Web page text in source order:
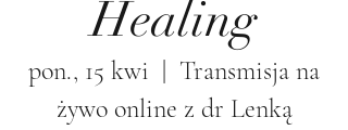
Healing
pon., 15 kwi
Transmisja na
żywo online z dr Lenką